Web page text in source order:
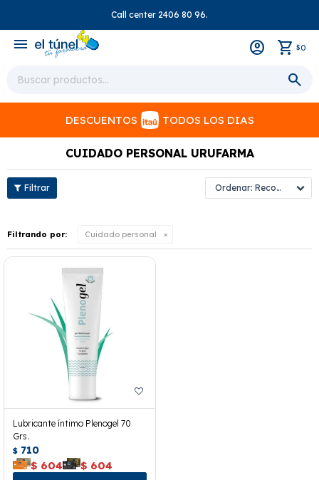
Call center 2406 80 96.
menu $0
DESCUENTOS TODOS LOS DIAS
CUIDADO PERSONAL URUFARMA
Recomendados
Filtrando por: Cuidado personal
Lubricante íntimo Plenogel 70
Grs.
$ 710
$ 604 $ 604
close